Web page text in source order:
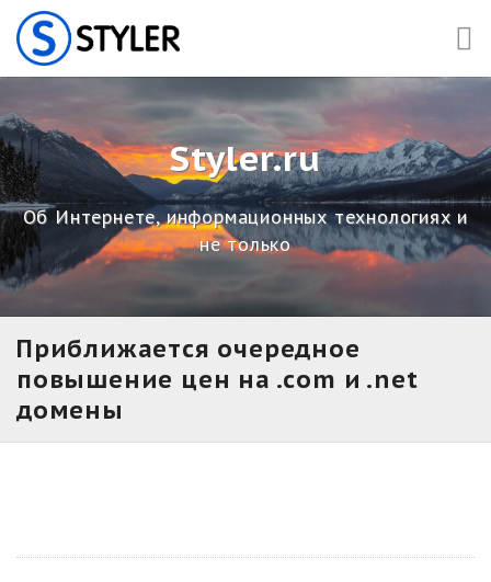
Skip
to
content
Styler.ru
Об Интернете, информационных технологиях и
не только
Приближается очередное
повышение цен на .com и .net
домены